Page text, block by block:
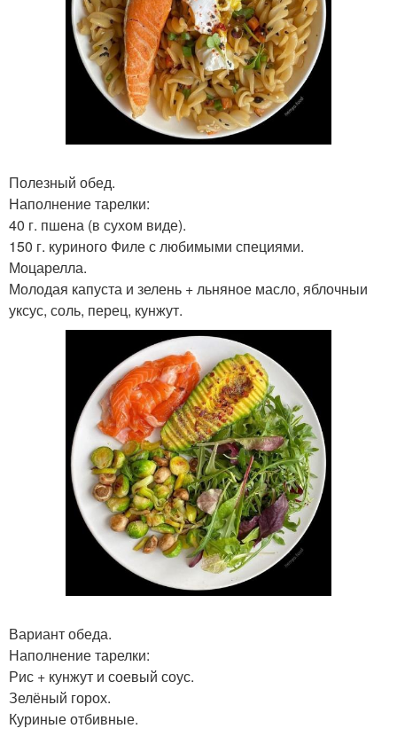
Полезный обед.
Наполнение тарелки:
40 г. пшена (в сухом виде).
150 г. куриного Филе с любимыми специями.
Моцарелла.
Молодая капуста и зелень + льняное масло, яблочныи
уксус, соль, перец, кунжут.
Вариант обеда.
Наполнение тарелки:
Рис + кунжут и соевый соус.
Зелёный горох.
Куриные отбивные.